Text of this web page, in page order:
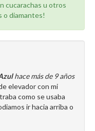
cucarachas u otros
o diamantes!
hace más de 9 años
elevador con mi
como se usaba
ir hacia arriba o